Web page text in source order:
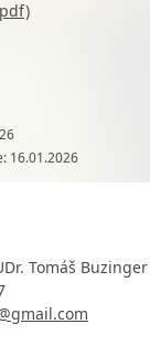
16.01.2026
Tomáš Buzinger